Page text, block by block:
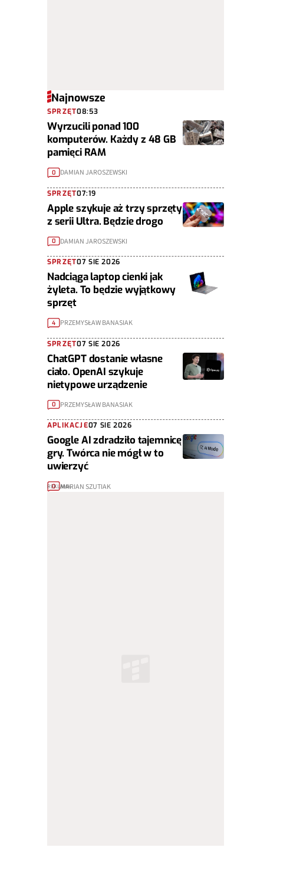
Najnowsze
SPRZĘT08:53
Wyrzucili ponad 100
komputerów. Każdy z 48 GB
pamięci RAM
0 DAMIAN JAROSZEWSKI
SPRZĘT07:19
Apple szykuje aż trzy sprzęty
z serii Ultra. Będzie drogo
0 DAMIAN JAROSZEWSKI
SPRZĘT07 SIE 2026
Nadciąga laptop cienki jak
żyleta. To będzie wyjątkowy
sprzęt
4 PRZEMYSŁAW BANASIAK
SPRZĘT07 SIE 2026
ChatGPT dostanie własne
ciało. OpenAI szykuje
nietypowe urządzenie
0 PRZEMYSŁAW BANASIAK
APLIKACJE07 SIE 2026
Google AI zdradziło tajemnicę
gry. Twórca nie mógł w to
uwierzyć
0 MARIAN SZUTIAK